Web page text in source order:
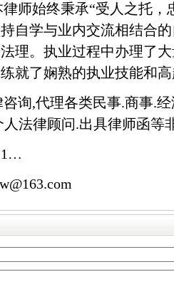
师始终秉承“受人之托，
自学与业内交流相结合
理。执业过程中办理了
就了娴熟的执业技能和
询,代理各类民事.商事.
法律顾问.出具律师函等